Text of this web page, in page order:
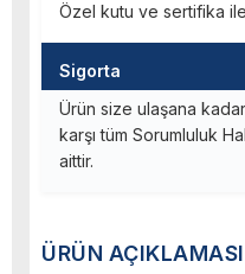
ÜRÜN AÇIKLAMASI
Özel kutu ve sertifika ile
Sigorta
Ürün size ulaşana
karşı tüm Sorumluluk
aittir.